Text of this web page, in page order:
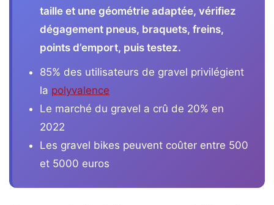
taille et une géométrie adaptée, vérifiez
dégagement pneus, braquets, freins,
points d’emport, puis testez.
85% des utilisateurs de gravel privilégient
la polyvalence
Le marché du gravel a crû de 20% en
2022
Les gravel bikes peuvent coûter entre 500
et 5000 euros